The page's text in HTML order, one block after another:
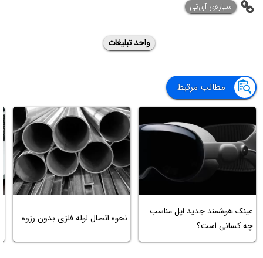
‌سیاره‌ی آی‌تی
واحد تبلیغات
مطالب مرتبط
عینک هوشمند جدید اپل مناسب
چه کسانی است؟
نحوه اتصال لوله فلزی بدون رزوه